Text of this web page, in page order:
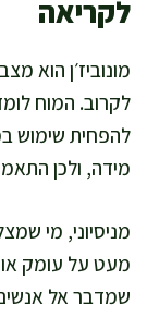
לקריאה
מונוביז׳ן הוא
לקרוב. המוח
להפחית שימוש
מידה, ולכן
מניסיוני, מי
מעט על עומק או
שמדבר אל אנשים